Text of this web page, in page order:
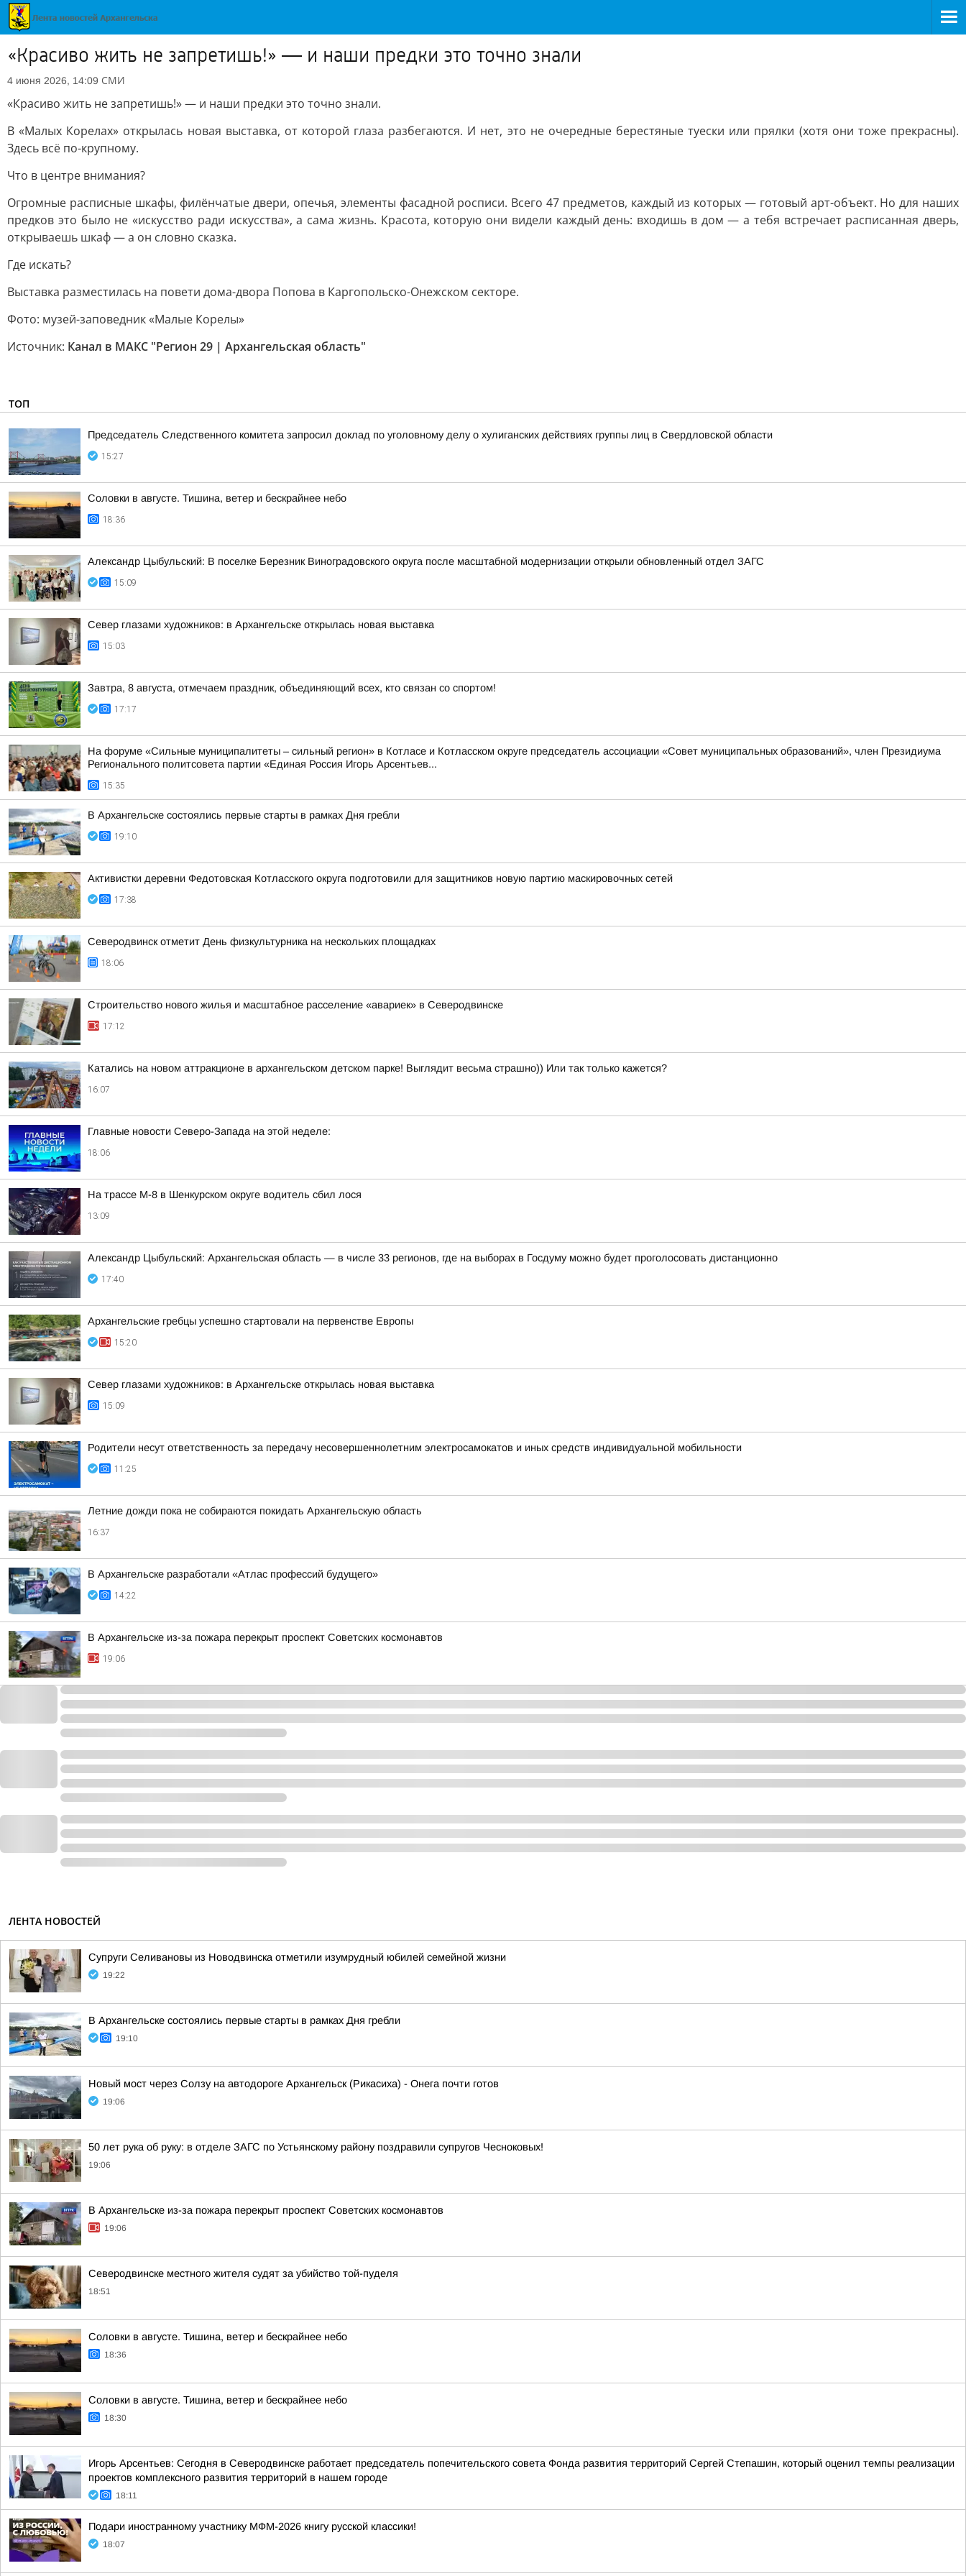
«Красиво жить не запретишь!» — и наши предки это точно знали
4 июня 2026, 14:09 СМИ
«Красиво жить не запретишь!» — и наши предки это точно знали.
В «Малых Корелах» открылась новая выставка, от которой глаза разбегаются. И нет, это не очередные берестяные туески или прялки (хотя они тоже прекрасны).
Здесь всё по-крупному.
Что в центре внимания?
Огромные расписные шкафы, филёнчатые двери, опечья, элементы фасадной росписи. Всего 47 предметов, каждый из которых — готовый арт-объект. Но для наших
предков это было не «искусство ради искусства», а сама жизнь. Красота, которую они видели каждый день: входишь в дом — а тебя встречает расписанная дверь,
открываешь шкаф — а он словно сказка.
Где искать?
Выставка разместилась на повети дома-двора Попова в Каргопольско-Онежском секторе.
Фото: музей-заповедник «Малые Корелы»
Источник: Канал в МАКС "Регион 29 | Архангельская область"
ТОП
Председатель Следственного комитета запросил доклад по уголовному делу о хулиганских действиях группы лиц в Свердловской области
15:27
Соловки в августе. Тишина, ветер и бескрайнее небо
18:36
Александр Цыбульский: В поселке Березник Виноградовского округа после масштабной модернизации открыли обновленный отдел ЗАГС
15:09
Север глазами художников: в Архангельске открылась новая выставка
15:03
Завтра, 8 августа, отмечаем праздник, объединяющий всех, кто связан со спортом!
17:17
На форуме «Сильные муниципалитеты – сильный регион» в Котласе и Котласском округе председатель ассоциации «Совет муниципальных образований», член Президиума
Регионального политсовета партии «Единая Россия Игорь Арсентьев...
15:35
В Архангельске состоялись первые старты в рамках Дня гребли
19:10
Активистки деревни Федотовская Котласского округа подготовили для защитников новую партию маскировочных сетей
17:38
Северодвинск отметит День физкультурника на нескольких площадках
18:06
Строительство нового жилья и масштабное расселение «авариек» в Северодвинске
17:12
Катались на новом аттракционе в архангельском детском парке! Выглядит весьма страшно)) Или так только кажется?
16:07
Главные новости Северо-Запада на этой неделе:
18:06
На трассе М-8 в Шенкурском округе водитель сбил лося
13:09
Александр Цыбульский: Архангельская область — в числе 33 регионов, где на выборах в Госдуму можно будет проголосовать дистанционно
17:40
Архангельские гребцы успешно стартовали на первенстве Европы
15:20
Север глазами художников: в Архангельске открылась новая выставка
15:09
Родители несут ответственность за передачу несовершеннолетним электросамокатов и иных средств индивидуальной мобильности
11:25
Летние дожди пока не собираются покидать Архангельскую область
16:37
В Архангельске разработали «Атлас профессий будущего»
14:22
В Архангельске из-за пожара перекрыт проспект Советских космонавтов
19:06
ЛЕНТА НОВОСТЕЙ
Супруги Селивановы из Новодвинска отметили изумрудный юбилей семейной жизни
19:22
В Архангельске состоялись первые старты в рамках Дня гребли
19:10
Новый мост через Солзу на автодороге Архангельск (Рикасиха) - Онега почти готов
19:06
50 лет рука об руку: в отделе ЗАГС по Устьянскому району поздравили супругов Чесноковых!
19:06
В Архангельске из-за пожара перекрыт проспект Советских космонавтов
19:06
Северодвинске местного жителя судят за убийство той-пуделя
18:51
Соловки в августе. Тишина, ветер и бескрайнее небо
18:36
Соловки в августе. Тишина, ветер и бескрайнее небо
18:30
Игорь Арсентьев: Сегодня в Северодвинске работает председатель попечительского совета Фонда развития территорий Сергей Степашин, который оценил темпы реализации
проектов комплексного развития территорий в нашем городе
18:11
Подари иностранному участнику МФМ-2026 книгу русской классики!
18:07